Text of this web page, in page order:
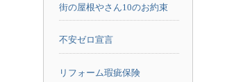
街の屋根やさん10のお約束
不安ゼロ宣言
リフォーム瑕疵保険